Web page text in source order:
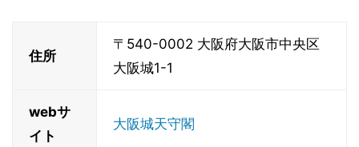
住所
〒540-0002 大阪府大阪市中央区
大阪城1-1
webサ
イト
大阪城天守閣